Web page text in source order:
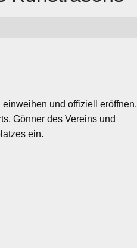
und offiziell eröffnen.
Gönner des Vereins und
ein.